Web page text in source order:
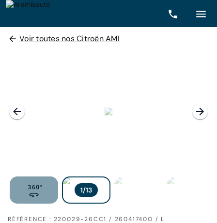
Voir toutes nos Citroën AMI
RÉFÉRENCE : 220029-26CC1 / 26041740O / L